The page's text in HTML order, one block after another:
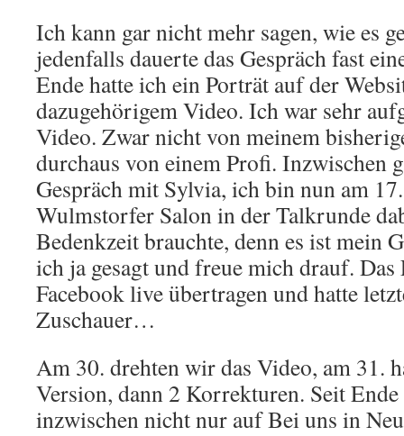
Ich kann gar nicht mehr sagen, wie es
jedenfalls dauerte das Gespräch fast
Ende hatte ich ein Porträt auf der
dazugehörigem Video. Ich war sehr
Video. Zwar nicht von meinem
durchaus von einem Profi. Inzwischen
Gespräch mit Sylvia, ich bin nun am
Wulmstorfer Salon in der Talkrunde
Bedenkzeit brauchte, denn es ist mein
ich ja gesagt und freue mich drauf.
Facebook live übertragen und hatte
Zuschauer…
Am 30. drehten wir das Video, am 31.
Version, dann 2 Korrekturen. Seit
inzwischen nicht nur auf Bei uns in